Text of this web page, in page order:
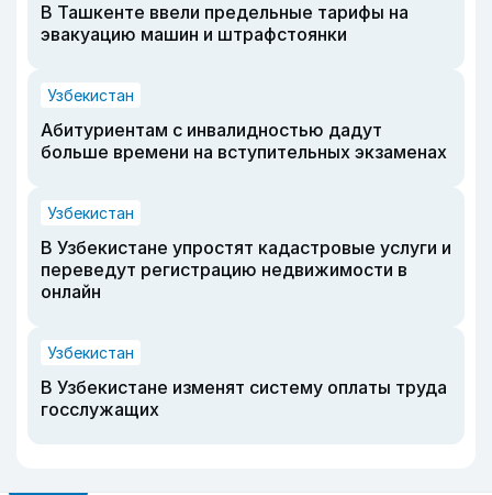
В Ташкенте ввели предельные тарифы на
эвакуацию машин и штрафстоянки
Узбекистан
Абитуриентам с инвалидностью дадут
больше времени на вступительных экзаменах
Узбекистан
В Узбекистане упростят кадастровые услуги и
переведут регистрацию недвижимости в
онлайн
Узбекистан
В Узбекистане изменят систему оплаты труда
госслужащих